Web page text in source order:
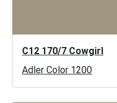
C12 170/7 Cowgirl
Adler Color 1200